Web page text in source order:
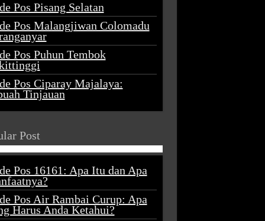
Pos Pisang Selatan
Pos Malangjiwan Colomadu
Pos Puhun Tembok
Pos Ciparay Majalaya:
Tinjauan
Post
Pos 16161: Apa Itu dan Apa
Pos Air Rambai Curup: Apa
Harus Anda Ketahui?